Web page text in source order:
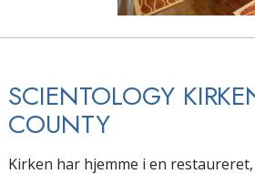
SCIENTOLOGY
COUNTY
Kirken har hjemme i en